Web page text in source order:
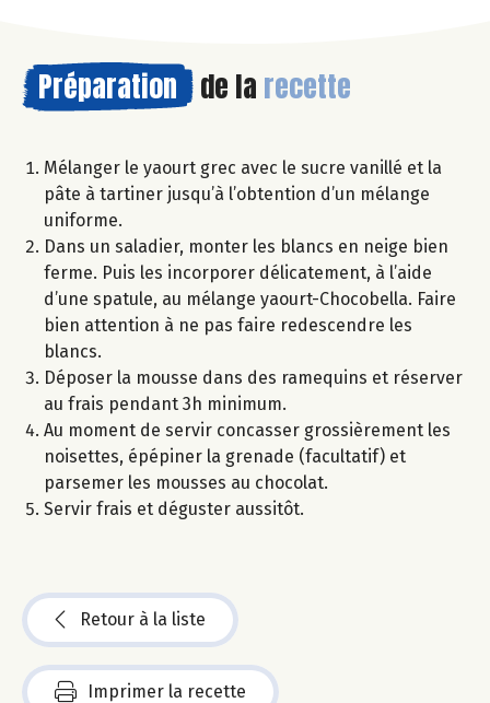
Préparation de la recette
Mélanger le yaourt grec avec le sucre vanillé et la
pâte à tartiner jusqu’à l’obtention d’un mélange
uniforme.
Dans un saladier, monter les blancs en neige bien
ferme. Puis les incorporer délicatement, à l’aide
d’une spatule, au mélange yaourt-Chocobella. Faire
bien attention à ne pas faire redescendre les
blancs.
Déposer la mousse dans des ramequins et réserver
au frais pendant 3h minimum.
Au moment de servir concasser grossièrement les
noisettes, épépiner la grenade (facultatif) et
parsemer les mousses au chocolat.
Servir frais et déguster aussitôt.
Retour à la liste
Imprimer la recette